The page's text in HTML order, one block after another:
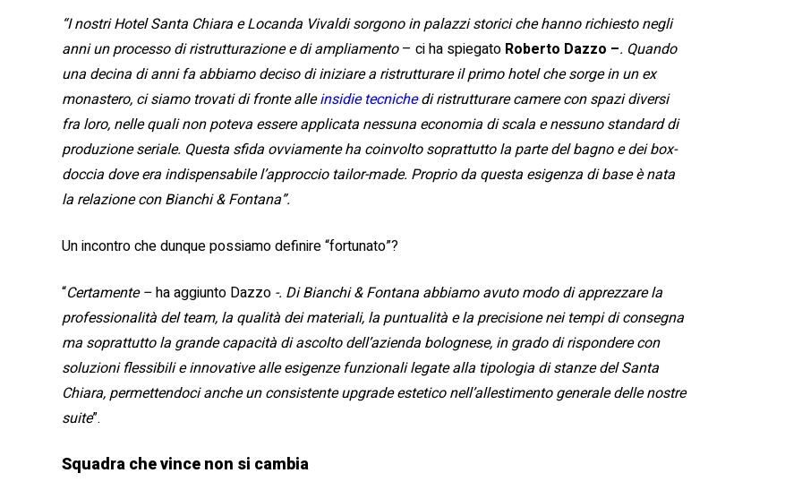
“I nostri Hotel Santa Chiara e Locanda Vivaldi sorgono in palazzi storici che hanno richiesto negli
anni un processo di ristrutturazione e di ampliamento– ci ha spiegato Roberto Dazzo –. Quando
una decina di anni fa abbiamo deciso di iniziare a ristrutturare il primo hotel che sorge in un ex
monastero, ci siamo trovati di fronte alleinsidie tecnichedi ristrutturare camere con spazi diversi
fra loro, nelle quali non poteva essere applicata nessuna economia di scala e nessuno standard di
produzione seriale. Questa sfida ovviamente ha coinvolto soprattutto la parte del bagno e dei box-
doccia dove era indispensabile l’approccio tailor-made. Proprio da questa esigenza di base è nata
la relazione con Bianchi & Fontana”.
Un incontro che dunque possiamo definire “fortunato”?
“Certamente –ha aggiunto Dazzo-. Di Bianchi & Fontana abbiamo avuto modo di apprezzare la
professionalità del team, la qualità dei materiali, la puntualità e la precisione nei tempi di consegna
ma soprattutto la grande capacità di ascolto dell’azienda bolognese, in grado di rispondere con
soluzioni flessibili e innovative alle esigenze funzionali legate alla tipologia di stanze del Santa
Chiara, permettendoci anche un consistente upgrade estetico nell’allestimento generale delle nostre
suite”.
Squadra che vince non si cambia